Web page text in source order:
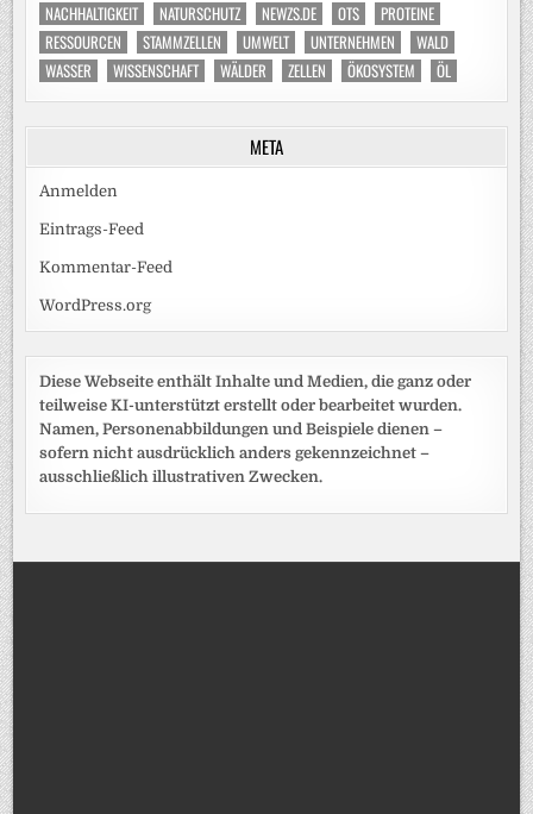
NACHHALTIGKEIT
NATURSCHUTZ NEWZS.DE OTS
PROTEINE
RESSOURCEN
STAMMZELLEN UMWELT UNTERNEHMEN
WALD
WASSER
WISSENSCHAFT WÄLDER ZELLEN ÖKOSYSTEM ÖL
META
Anmelden
Eintrags-Feed
Kommentar-Feed
WordPress.org
Diese Webseite enthält Inhalte und Medien, die ganz oder
teilweise KI-unterstützt erstellt oder bearbeitet wurden.
Namen, Personenabbildungen und Beispiele dienen –
sofern nicht ausdrücklich anders gekennzeichnet –
ausschließlich illustrativen Zwecken.